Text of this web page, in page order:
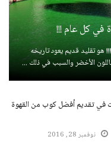
في كل عام !!!
هو تقليد قديم يعود تاريخه
الأخضر والسبب في ذلك ...
في تقديم أفضل كوب من القهوة
نوفمبر 28, 2016